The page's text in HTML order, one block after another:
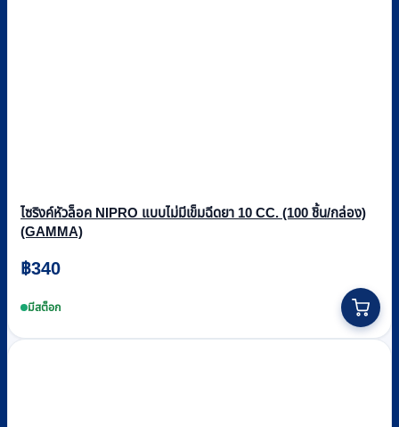
ไซริงค์หัวล็อค NIPRO แบบไม่มีเข็มฉีดยา 10 CC. (100 ชิ้น/กล่อง)
(GAMMA)
฿340
มีสต็อก